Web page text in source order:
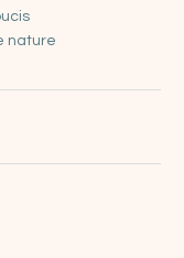
nature